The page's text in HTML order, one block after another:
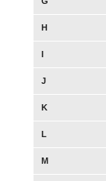
H
I
J
K
L
M